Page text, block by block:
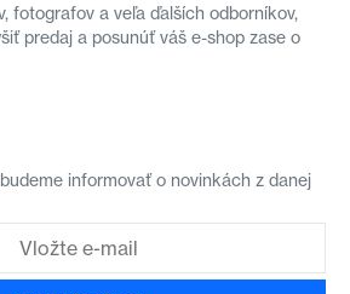
fotografov a veľa ďalších odborníkov,
predaj a posunúť váš e-shop zase o
informovať o novinkách z danej